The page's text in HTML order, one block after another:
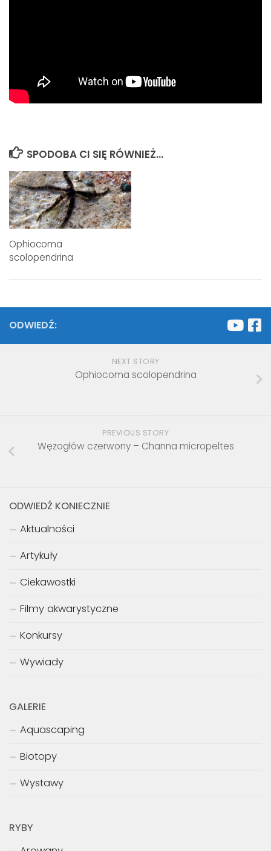
SPODOBA CI SIĘ RÓWNIEŻ...
Ophiocoma
scolopendrina
ODWIEDŹ:
NEXT STORY
Ophiocoma scolopendrina
PREVIOUS STORY
Wężogłów czerwony – Channa micropeltes
ODWIEDŹ KONIECZNIE
Aktualności
Artykuły
Ciekawostki
Filmy akwarystyczne
Konkursy
Wywiady
GALERIE
Aquascaping
Biotopy
Wystawy
RYBY